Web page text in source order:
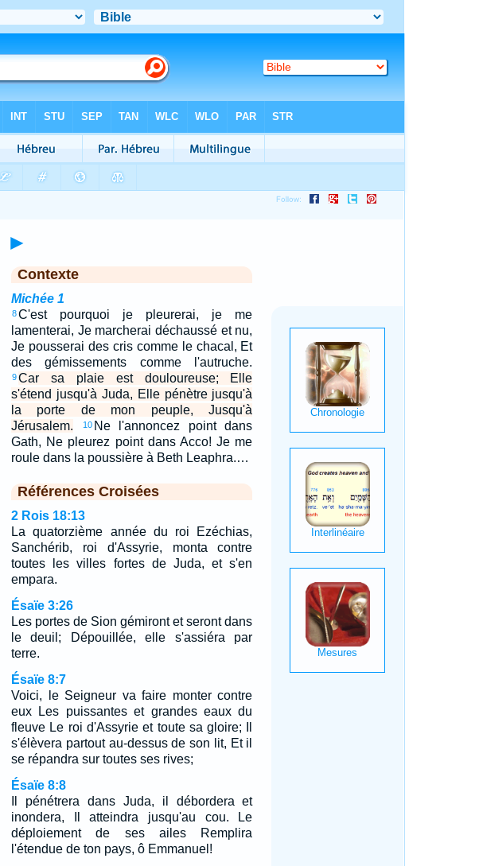
►
Contexte
Michée 1
8C'est pourquoi je pleurerai, je me
lamenterai, Je marcherai déchaussé et nu,
Je pousserai des cris comme le chacal, Et
des gémissements comme l'autruche.
9Car sa plaie est douloureuse; Elle
s'étend jusqu'à Juda, Elle pénètre jusqu'à
la porte de mon peuple, Jusqu'à
Jérusalem.
10 Ne l'annoncez point dans
Gath, Ne pleurez point dans Acco! Je me
roule dans la poussière à Beth Leaphra.…
Références Croisées
2 Rois 18:13
La quatorzième année du roi Ezéchias,
Sanchérib, roi d'Assyrie, monta contre
toutes les villes fortes de Juda, et s'en
empara.
Ésaïe 3:26
Les portes de Sion gémiront et seront dans
le deuil; Dépouillée, elle s'assiéra par
terre.
Ésaïe 8:7
Voici, le Seigneur va faire monter contre
eux Les puissantes et grandes eaux du
fleuve Le roi d'Assyrie et toute sa gloire; Il
s'élèvera partout au-dessus de son lit, Et il
se répandra sur toutes ses rives;
Ésaïe 8:8
Il pénétrera dans Juda, il débordera et
inondera, Il atteindra jusqu'au cou. Le
déploiement de ses ailes Remplira
l'étendue de ton pays, ô Emmanuel!